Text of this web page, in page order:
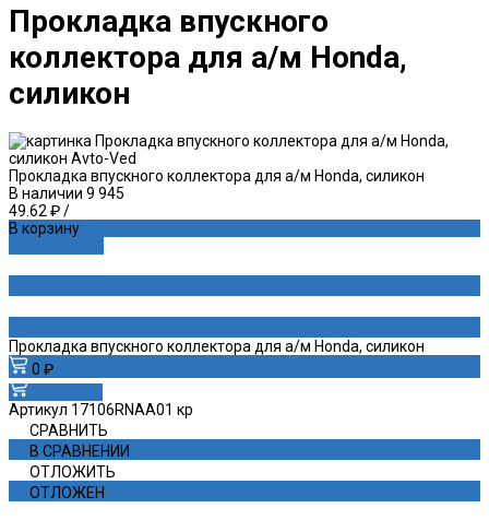
Прокладка впускного
коллектора для а/м Honda,
силикон
Прокладка впускного коллектора для а/м Honda, силикон
В наличии 9 945
49.62 ₽/
В корзину
Прокладка впускного коллектора для а/м Honda, силикон
0 ₽
Артикул 17106RNAA01 кр
СРАВНИТЬ
В СРАВНЕНИИ
ОТЛОЖИТЬ
ОТЛОЖЕН